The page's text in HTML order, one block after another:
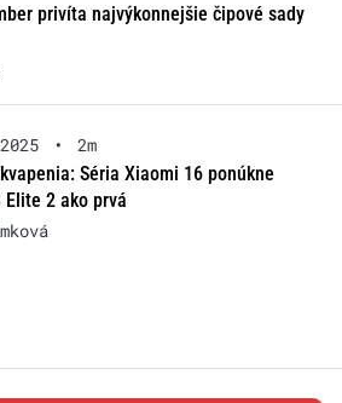
privíta najvýkonnejšie čipové sady
•
2m
Séria Xiaomi 16 ponúkne
Elite 2 ako prvá